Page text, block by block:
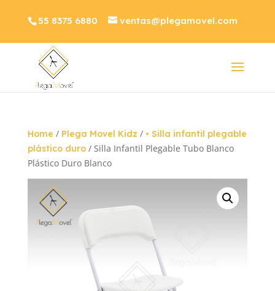
55 8375 6880 ventas@plegamovel.com
Home / Plega Movel Kidz / • Silla infantil plegable
plástico duro/ Silla Infantil Plegable Tubo Blanco
Plástico Duro Blanco